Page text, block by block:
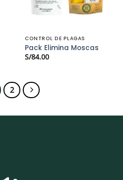
CONTROL DE PLAGAS
Pack Elimina Moscas
S/84.00
2